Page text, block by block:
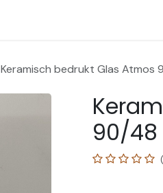
Keramisch bedrukt Glas Atmos
90/48